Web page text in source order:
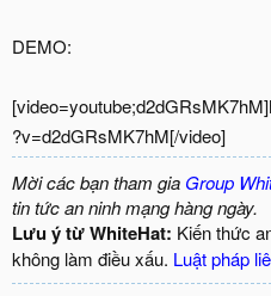
DEMO:
?v=d2dGRsMK7hM[/video]
Mời các bạn tham gia Group
tin tức an ninh mạng hàng ngày.
Lưu ý từ WhiteHat: Kiến thức
không làm điều xấu. Luật pháp